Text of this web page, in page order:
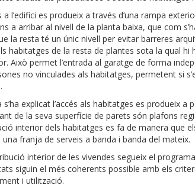
a l’edifici es produeix a través d’una rampa
a arribar al nivell de la planta baixa, que com
la resta té un únic nivell per evitar barreres
habitatges de la resta de plantes sota la qual hi
Això permet l’entrada al garatge de forma
no vinculades als habitatges, permetent si
s’ha explicat l’accés als habitatges es produeix
de la seva superfície de parets són plafons
interior dels habitatges es fa de manera que
una franja de serveis a banda i banda del mateix.
interior de les vivendes segueix el
siguin el més coherents possible amb els
i utilització.